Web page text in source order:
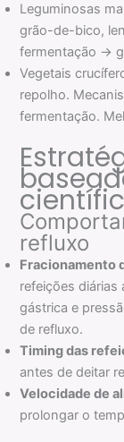
Leguminosas
grão-de-bico,
fermentação →
Vegetais
repolho.
fermentação.
refluxo
Fracionamento
refeições diárias
gástrica e
de refluxo.
Timing das
antes de deitar
Velocidade de
prolongar o